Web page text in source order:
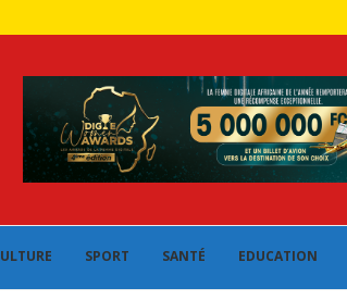
SPORT SANTÉ EDUCATION